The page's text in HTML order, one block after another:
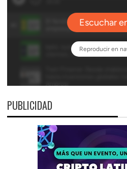
PUBLICIDAD